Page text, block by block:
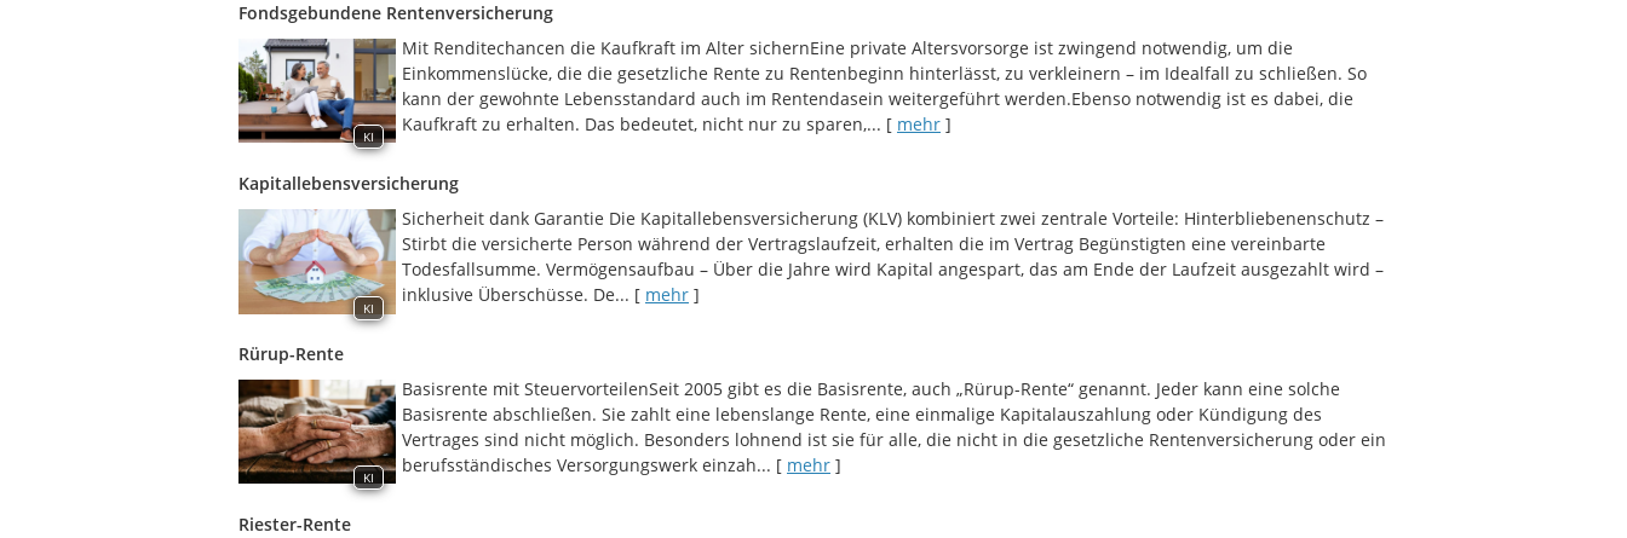
Fondsgebundene Rentenversicherung
KI
Mit Renditechancen die Kaufkraft im Alter sichernEine private Altersvorsorge ist zwingend notwendig, um die
Einkommenslücke, die die gesetzliche Rente zu Rentenbeginn hinterlässt, zu verkleinern – im Idealfall zu schließen. So
kann der gewohnte Lebensstandard auch im Rentendasein weitergeführt werden.Ebenso notwendig ist es dabei, die
Kaufkraft zu erhalten. Das bedeutet, nicht nur zu sparen,... [ mehr ]
Kapitallebensversicherung
KI
Sicherheit dank Garantie Die Kapitallebensversicherung (KLV) kombiniert zwei zentrale Vorteile: Hinterbliebenenschutz –
Stirbt die versicherte Person während der Vertragslaufzeit, erhalten die im Vertrag Begünstigten eine vereinbarte
Todesfallsumme. Vermögensaufbau – Über die Jahre wird Kapital angespart, das am Ende der Laufzeit ausgezahlt wird –
inklusive Überschüsse. De... [ mehr ]
Rürup-Rente
KI
Basisrente mit SteuervorteilenSeit 2005 gibt es die Basisrente, auch „Rürup-Rente“ genannt. Jeder kann eine solche
Basisrente abschließen. Sie zahlt eine lebenslange Rente, eine einmalige Kapitalauszahlung oder Kündigung des
Vertrages sind nicht möglich. Besonders lohnend ist sie für alle, die nicht in die gesetzliche Rentenversicherung oder ein
berufsständisches Versorgungswerk einzah... [ mehr ]
Riester-Rente